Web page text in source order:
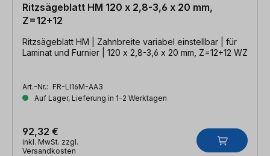
Ritzsägeblatt HM 120 x 2,8-3,6 x 20 mm,
Z=12+12
Ritzsägeblatt HM | Zahnbreite variabel einstellbar | für
Laminat und Furnier | 120 x 2,8-3,6 x 20 mm, Z=12+12 WZ
Art.-Nr.: FR-LI16M-AA3
Auf Lager, Lieferung in 1-2 Werktagen
92,32 €
inkl. MwSt. zzgl.
Versandkosten